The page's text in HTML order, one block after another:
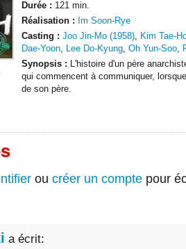
Durée : 121 min.
Réalisation :
Im Soon-Rye
Casting : Joo Jin-Mo (1958), Kim Tae-
Dae-Yoon, Lee Do-Kyung, Oh Yun-Soo,
Synopsis : L'histoire d'un père
qui commencent à communiquer,
de son père.
ou créer un compte pour
a écrit: